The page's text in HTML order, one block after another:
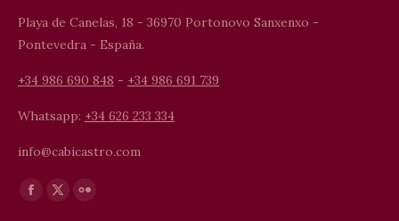
Playa de Canelas, 18 - 36970 Portonovo Sanxenxo -
Pontevedra - España.
+34 986 690 848 - +34 986 691 739
Whatsapp: +34 626 233 334
info@cabicastro.com
Find us on:
Facebook
X